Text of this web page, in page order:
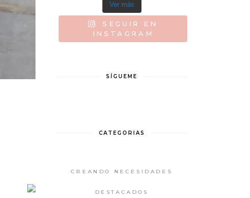
Ver más
SEGUIR EN
INSTAGRAM
SÍGUEME
CATEGORIAS
CREANDO NECESIDADES
DESTACADOS